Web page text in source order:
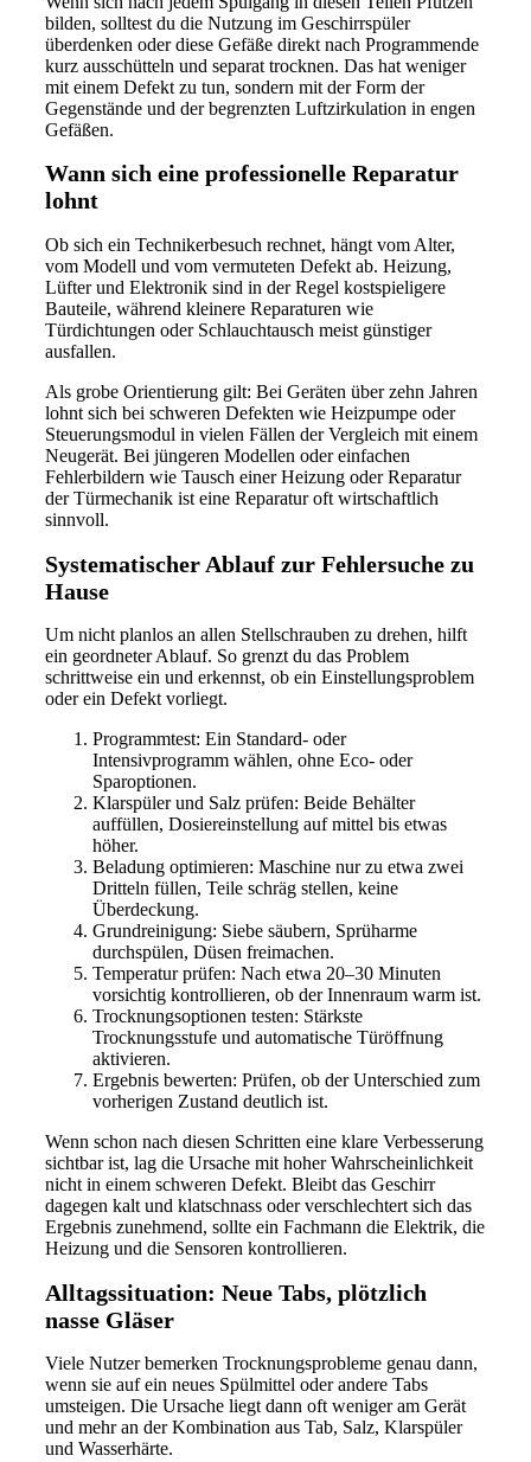
bilden, solltest du die Nutzung im Geschirrspüler
überdenken oder diese Gefäße direkt nach Programmende
kurz ausschütteln und separat trocknen. Das hat weniger
mit einem Defekt zu tun, sondern mit der Form der
Gegenstände und der begrenzten Luftzirkulation in engen
Gefäßen.
Wann sich eine professionelle Reparatur
lohnt
Ob sich ein Technikerbesuch rechnet, hängt vom Alter,
vom Modell und vom vermuteten Defekt ab. Heizung,
Lüfter und Elektronik sind in der Regel kostspieligere
Bauteile, während kleinere Reparaturen wie
Türdichtungen oder Schlauchtausch meist günstiger
ausfallen.
Als grobe Orientierung gilt: Bei Geräten über zehn Jahren
lohnt sich bei schweren Defekten wie Heizpumpe oder
Steuerungsmodul in vielen Fällen der Vergleich mit einem
Neugerät. Bei jüngeren Modellen oder einfachen
Fehlerbildern wie Tausch einer Heizung oder Reparatur
der Türmechanik ist eine Reparatur oft wirtschaftlich
sinnvoll.
Systematischer Ablauf zur Fehlersuche zu
Hause
Um nicht planlos an allen Stellschrauben zu drehen, hilft
ein geordneter Ablauf. So grenzt du das Problem
schrittweise ein und erkennst, ob ein Einstellungsproblem
oder ein Defekt vorliegt.
Programmtest: Ein Standard- oder
Intensivprogramm wählen, ohne Eco- oder
Sparoptionen.
Klarspüler und Salz prüfen: Beide Behälter
auffüllen, Dosiereinstellung auf mittel bis etwas
höher.
Beladung optimieren: Maschine nur zu etwa zwei
Dritteln füllen, Teile schräg stellen, keine
Überdeckung.
Grundreinigung: Siebe säubern, Sprüharme
durchspülen, Düsen freimachen.
Temperatur prüfen: Nach etwa 20–30 Minuten
vorsichtig kontrollieren, ob der Innenraum warm ist.
Trocknungsoptionen testen: Stärkste
Trocknungsstufe und automatische Türöffnung
aktivieren.
Ergebnis bewerten: Prüfen, ob der Unterschied zum
vorherigen Zustand deutlich ist.
Wenn schon nach diesen Schritten eine klare Verbesserung
sichtbar ist, lag die Ursache mit hoher Wahrscheinlichkeit
nicht in einem schweren Defekt. Bleibt das Geschirr
dagegen kalt und klatschnass oder verschlechtert sich das
Ergebnis zunehmend, sollte ein Fachmann die Elektrik, die
Heizung und die Sensoren kontrollieren.
Alltagssituation: Neue Tabs, plötzlich
nasse Gläser
Viele Nutzer bemerken Trocknungsprobleme genau dann,
wenn sie auf ein neues Spülmittel oder andere Tabs
umsteigen. Die Ursache liegt dann oft weniger am Gerät
und mehr an der Kombination aus Tab, Salz, Klarspüler
und Wasserhärte.